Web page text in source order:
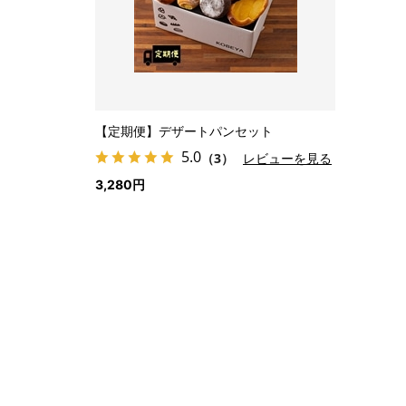
【定期便】デザートパンセット
5.0 （3） レビューを見る
3,280円